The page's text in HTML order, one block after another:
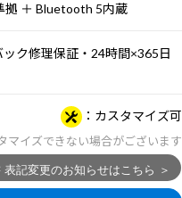
拠 ＋ Bluetooth 5内蔵
ク修理保証・24時間×365日
カスタマイズ可
マイズできない場合がございます